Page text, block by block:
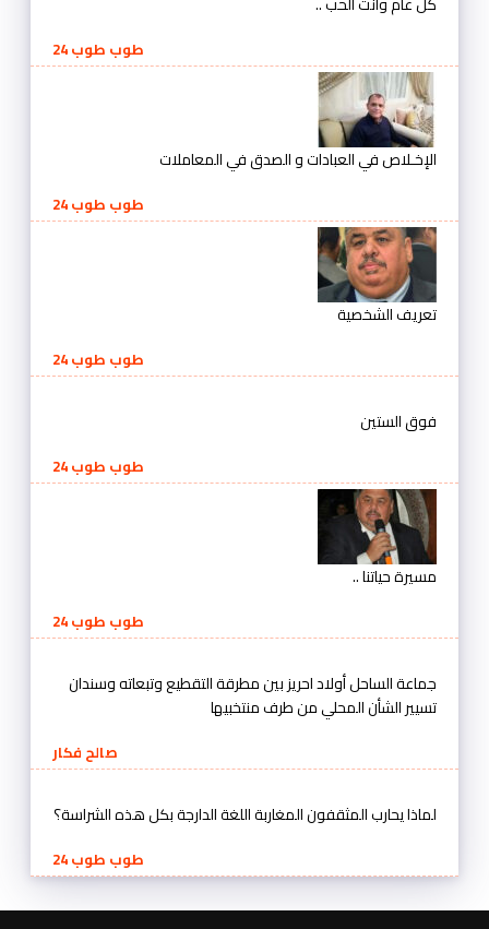
طوب طوب 24
الإخـلاص في العبادات و الصدق في المعاملات
طوب طوب 24
تعريف الشخصية
طوب طوب 24
فوق الستين
طوب طوب 24
مسيرة حياتنا ..
طوب طوب 24
جماعة الساحل أولاد احريز بين مطرقة التقطيع وتبعاته وسندان
تسيير الشأن المحلي من طرف منتخبيها
صالح فكار
لماذا يحارب المثقفون المغاربة اللغة الدارجة بكل هذه الشراسة؟
طوب طوب 24